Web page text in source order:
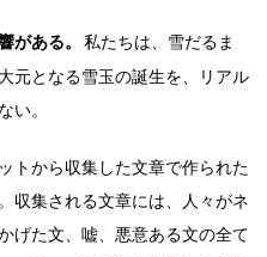
がある。私たちは、雪だるま
元となる雪玉の誕生を、リアル
い。
トから収集した文章で作られた
収集される文章には、人々がネ
げた文、嘘、悪意ある文の全て